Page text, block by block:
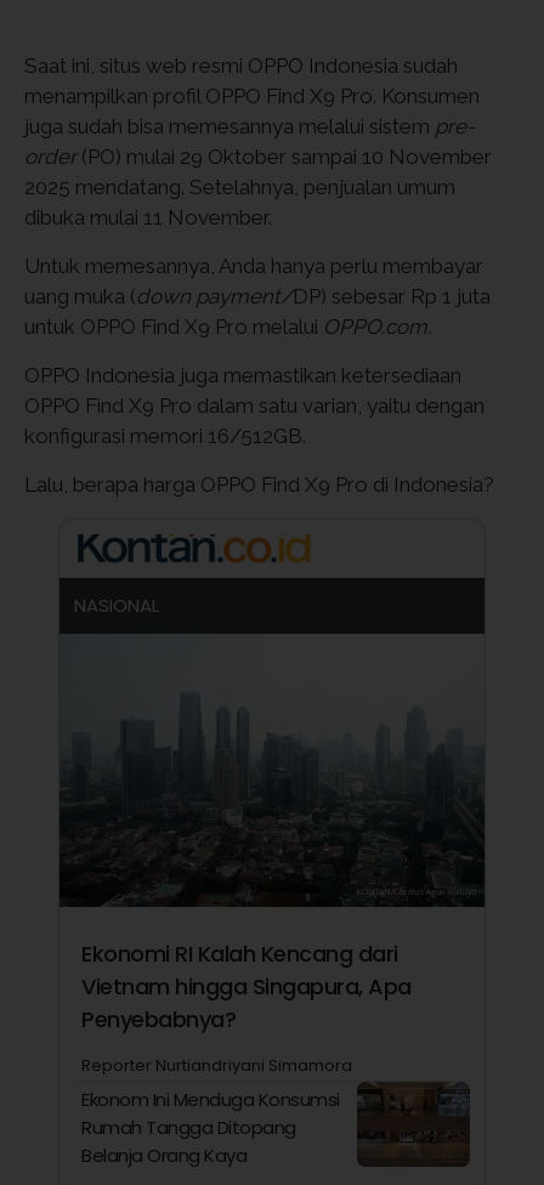
Saat ini, situs web resmi OPPO Indonesia sudah
menampilkan profil OPPO Find X9 Pro. Konsumen
juga sudah bisa memesannya melalui sistem pre-
order(PO) mulai 29 Oktober sampai 10 November
2025 mendatang. Setelahnya, penjualan umum
dibuka mulai 11 November.
Untuk memesannya, Anda hanya perlu membayar
uang muka (down payment/DP) sebesar Rp 1 juta
untuk OPPO Find X9 Pro melalui OPPO.com.
OPPO Indonesia juga memastikan ketersediaan
OPPO Find X9 Pro dalam satu varian, yaitu dengan
konfigurasi memori 16/512GB.
Lalu, berapa harga OPPO Find X9 Pro di Indonesia?
NASIONAL
Ekonomi RI Kalah Kencang dari
Vietnam hingga Singapura, Apa
Penyebabnya?
Reporter Nurtiandriyani Simamora
Ekonom Ini Menduga Konsumsi
Rumah Tangga Ditopang
Belanja Orang Kaya